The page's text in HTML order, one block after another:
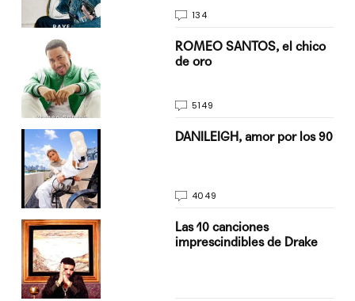
134
ROMEO SANTOS, el chico
de oro
5149
DANILEIGH, amor por los 90
4049
Las 10 canciones
imprescindibles de Drake